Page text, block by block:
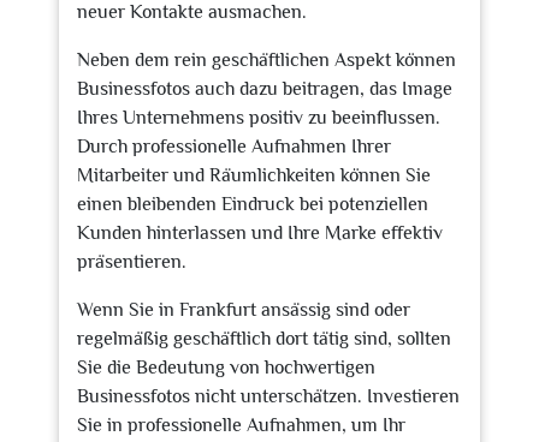
neuer Kontakte ausmachen.
Neben dem rein geschäftlichen Aspekt können
Businessfotos auch dazu beitragen, das Image
Ihres Unternehmens positiv zu beeinflussen.
Durch professionelle Aufnahmen Ihrer
Mitarbeiter und Räumlichkeiten können Sie
einen bleibenden Eindruck bei potenziellen
Kunden hinterlassen und Ihre Marke effektiv
präsentieren.
Wenn Sie in Frankfurt ansässig sind oder
regelmäßig geschäftlich dort tätig sind, sollten
Sie die Bedeutung von hochwertigen
Businessfotos nicht unterschätzen. Investieren
Sie in professionelle Aufnahmen, um Ihr